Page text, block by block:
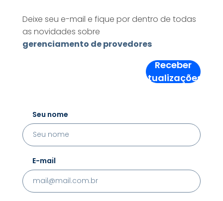
Deixe seu e-mail e fique por dentro de todas
as novidades sobre
gerenciamento de provedores
Receber
Atualizações!
Seu nome
E-mail